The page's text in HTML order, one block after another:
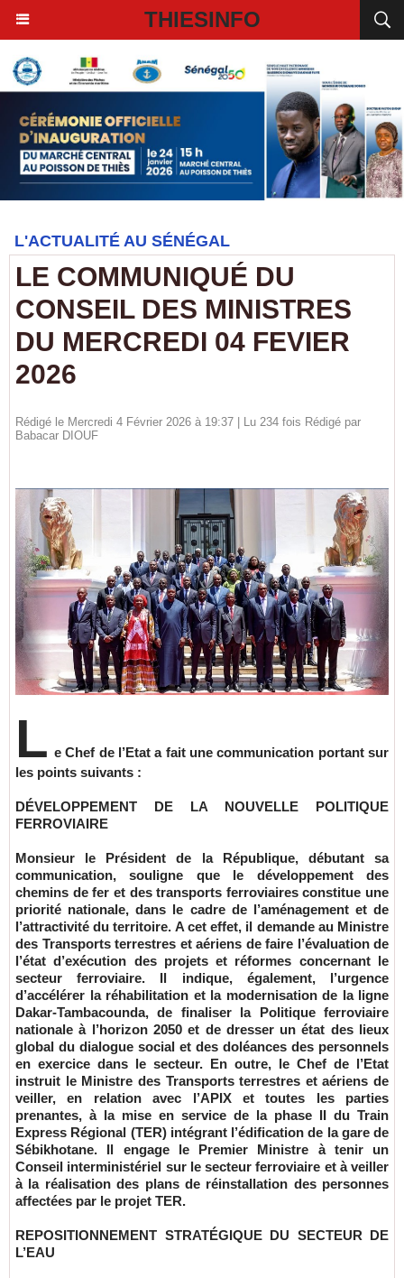
THIESINFO
L'ACTUALITÉ AU SÉNÉGAL
LE COMMUNIQUÉ DU
CONSEIL DES MINISTRES
DU MERCREDI 04 FEVIER
2026
Rédigé le Mercredi 4 Février 2026 à 19:37 | Lu 234 fois Rédigé par
Babacar DIOUF
L e Chef de l’Etat a fait une communication portant sur
les points suivants :
DÉVELOPPEMENT DE LA NOUVELLE POLITIQUE
FERROVIAIRE
Monsieur le Président de la République, débutant sa
communication, souligne que le développement des
chemins de fer et des transports ferroviaires constitue une
priorité nationale, dans le cadre de l’aménagement et de
l’attractivité du territoire. A cet effet, il demande au Ministre
des Transports terrestres et aériens de faire l’évaluation de
l’état d’exécution des projets et réformes concernant le
secteur ferroviaire. Il indique, également, l’urgence
d’accélérer la réhabilitation et la modernisation de la ligne
Dakar-Tambacounda, de finaliser la Politique ferroviaire
nationale à l’horizon 2050 et de dresser un état des lieux
global du dialogue social et des doléances des personnels
en exercice dans le secteur. En outre, le Chef de l’Etat
instruit le Ministre des Transports terrestres et aériens de
veiller, en relation avec l’APIX et toutes les parties
prenantes, à la mise en service de la phase II du Train
Express Régional (TER) intégrant l’édification de la gare de
Sébikhotane. Il engage le Premier Ministre à tenir un
Conseil interministériel sur le secteur ferroviaire et à veiller
à la réalisation des plans de réinstallation des personnes
affectées par le projet TER.
REPOSITIONNEMENT STRATÉGIQUE DU SECTEUR DE
L’EAU